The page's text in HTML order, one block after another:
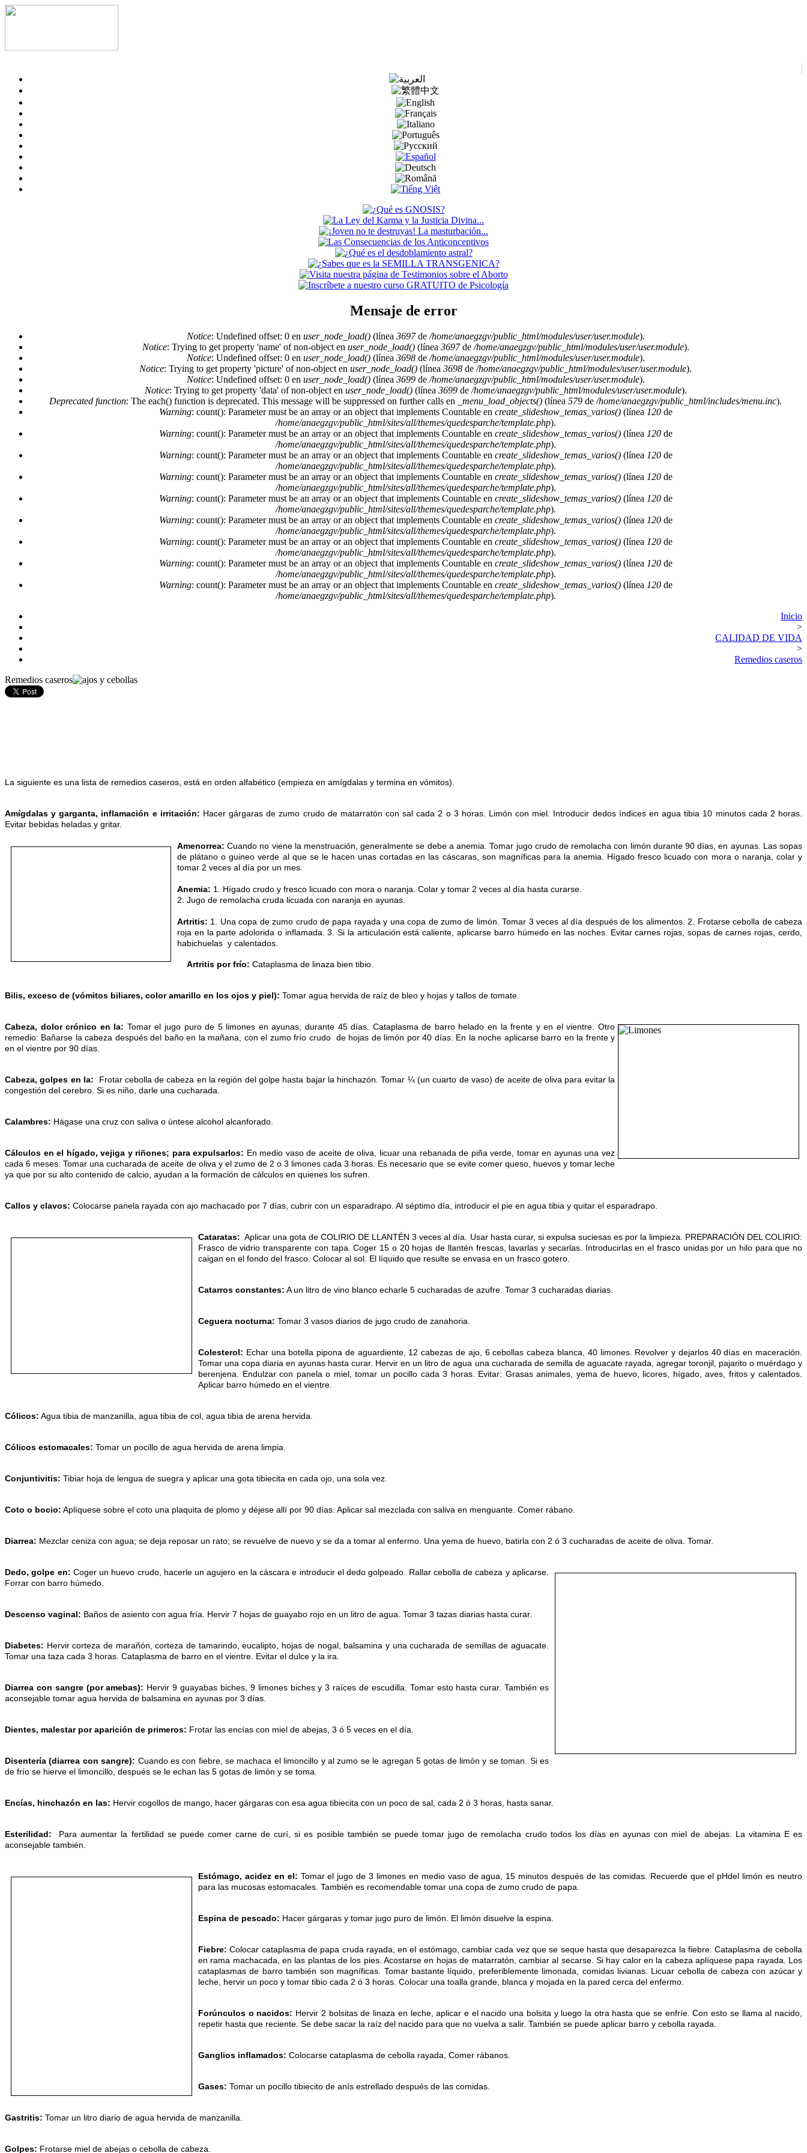
Mensaje de error
Notice: Undefined offset: 0 en user_node_load()(línea 3697de /home/anaegzgv/public_html/modules/user/user.module).
Notice: Trying to get property 'name' of non-object en user_node_load()(línea 3697de /home/anaegzgv/public_html/modules/user/user.module).
Notice: Undefined offset: 0 en user_node_load()(línea 3698de /home/anaegzgv/public_html/modules/user/user.module).
Notice: Trying to get property 'picture' of non-object en user_node_load() (línea 3698 de /home/anaegzgv/public_html/modules/user/user.module).
Notice: Undefined offset: 0 en user_node_load()(línea 3699de /home/anaegzgv/public_html/modules/user/user.module).
Notice: Trying to get property 'data' of non-object en user_node_load()(línea 3699de /home/anaegzgv/public_html/modules/user/user.module).
Deprecated function: The each() function is deprecated. This message will be suppressed on further calls en _menu_load_objects() (línea 579 de /home/anaegzgv/public_html/includes/menu.inc).
Warning: count(): Parameter must be an array or an object that implements Countable en create_slideshow_temas_varios()(línea 120de
/home/anaegzgv/public_html/sites/all/themes/quedesparche/template.php).
Warning: count(): Parameter must be an array or an object that implements Countable en create_slideshow_temas_varios()(línea 120de
/home/anaegzgv/public_html/sites/all/themes/quedesparche/template.php).
Warning: count(): Parameter must be an array or an object that implements Countable en create_slideshow_temas_varios()(línea 120de
/home/anaegzgv/public_html/sites/all/themes/quedesparche/template.php).
Warning: count(): Parameter must be an array or an object that implements Countable en create_slideshow_temas_varios()(línea 120de
/home/anaegzgv/public_html/sites/all/themes/quedesparche/template.php).
Warning: count(): Parameter must be an array or an object that implements Countable en create_slideshow_temas_varios()(línea 120de
/home/anaegzgv/public_html/sites/all/themes/quedesparche/template.php).
Warning: count(): Parameter must be an array or an object that implements Countable en create_slideshow_temas_varios()(línea 120de
/home/anaegzgv/public_html/sites/all/themes/quedesparche/template.php).
Warning: count(): Parameter must be an array or an object that implements Countable en create_slideshow_temas_varios()(línea 120de
/home/anaegzgv/public_html/sites/all/themes/quedesparche/template.php).
Warning: count(): Parameter must be an array or an object that implements Countable en create_slideshow_temas_varios()(línea 120de
/home/anaegzgv/public_html/sites/all/themes/quedesparche/template.php).
Warning: count(): Parameter must be an array or an object that implements Countable en create_slideshow_temas_varios()(línea 120de
/home/anaegzgv/public_html/sites/all/themes/quedesparche/template.php).
Inicio
>
CALIDAD DE VIDA
>
Remedios caseros
Remedios caseros
La siguiente es una lista de remedios caseros, está en orden alfabético (empieza en amígdalas y termina en vómitos).
Amígdalas y garganta, inflamación e irritación: Hacer gárgaras de zumo crudo de matarratón con sal cada 2 o 3 horas. Limón con miel. Introducir dedos índices en agua tibia 10 minutos cada 2 horas.
Evitar bebidas heladas y gritar.
Amenorrea: Cuando no viene la menstruación, generalmente se debe a anemia. Tomar jugo crudo de remolacha con limón durante 90 días, en ayunas. Las sopas
de plátano o guineo verde al que se le hacen unas cortadas en las cáscaras, son magníficas para la anemia. Hígado fresco licuado con mora o naranja, colar y
tomar 2 veces al día por un mes.
Anemia: 1. Hígado crudo y fresco licuado con mora o naranja. Colar y tomar 2 veces al día hasta curarse.
2. Jugo de remolacha cruda licuada con naranja en ayunas.
Artritis: 1. Una copa de zumo crudo de papa rayada y una copa de zumo de limón. Tomar 3 veces al día después de los alimentos. 2. Frotarse cebolla de cabeza
roja en la parte adolorida o inflamada. 3. Si la articulación está caliente, aplicarse barro húmedo en las noches. Evitar carnes rojas, sopas de carnes rojas, cerdo,
habichuelas y calentados.
Artritis por frío: Cataplasma de linaza bien tibio.
Bilis, exceso de (vómitos biliares, color amarillo en los ojos y piel): Tomar agua hervida de raíz de bleo y hojas y tallos de tomate.
Cabeza, dolor crónico en la: Tomar el jugo puro de 5 limones en ayunas, durante 45 días.
Cataplasma de barro helado en la frente y en el vientre. Otro
remedio: Bañarse la cabeza después del baño en la mañana, con el zumo frío crudo de hojas de limón por 40 días. En la noche aplicarse barro en la frente y
en el vientre por 90 días.
Cabeza, golpes en la: Frotar cebolla de cabeza en la región del golpe hasta bajar la hinchazón. Tomar ¼ (un cuarto de vaso) de aceite de oliva para evitar la
congestión del cerebro. Si es niño, darle una cucharada.
Calambres: Hágase una cruz con saliva o úntese alcohol alcanforado.
Cálculos en el hígado, vejiga y riñones; para expulsarlos: En medio vaso de aceite de oliva, licuar una rebanada de piña verde, tomar en ayunas una vez
cada 6 meses. Tomar una cucharada de aceite de oliva y el zumo de 2 o 3 limones cada 3 horas. Es necesario que se evite comer queso, huevos y tomar leche
ya que por su alto contenido de calcio, ayudan a la formación de cálculos en quienes los sufren.
Callos y clavos: Colocarse panela rayada con ajo machacado por 7 días, cubrir con un esparadrapo. Al séptimo día, introducir el pie en agua tibia y quitar el esparadrapo.
Cataratas: Aplicar una gota de COLIRIO DE LLANTÉN 3 veces al día. Usar hasta curar, si expulsa suciesas es por la limpieza. PREPARACIÓN DEL COLIRIO:
Frasco de vidrio transparente con tapa. Coger 15 o 20 hojas de llantén frescas, lavarlas y secarlas. Introducirlas en el frasco unidas por un hilo para que no
caigan en el fondo del frasco. Colocar al sol. El líquido que resulte se envasa en un frasco gotero.
Catarros constantes: A un litro de vino blanco echarle 5 cucharadas de azufre. Tomar 3 cucharadas diarias.
Ceguera nocturna: Tomar 3 vasos diarios de jugo crudo de zanahoria.
Colesterol: Echar una botella pipona de aguardiente, 12 cabezas de ajo, 6 cebollas cabeza blanca, 40 limones. Revolver y dejarlos 40 días en maceración.
Tomar una copa diaria en ayunas hasta curar. Hervir en un litro de agua una cucharada de semilla de aguacate rayada, agregar toronjil, pajarito o muérdago y
berenjena. Endulzar con panela o miel, tomar un pocillo cada 3 horas. Evitar: Grasas animales, yema de huevo, licores, hígado, aves, fritos y calentados.
Aplicar barro húmedo en el vientre.
Cólicos: Agua tibia de manzanilla, agua tibia de col, agua tibia de arena hervida.
Cólicos estomacales: Tomar un pocillo de agua hervida de arena limpia.
Conjuntivitis: Tibiar hoja de lengua de suegra y aplicar una gota tibiecita en cada ojo, una sola vez.
Coto o bocio: Aplíquese sobre el coto una plaquita de plomo y déjese allí por 90 días. Aplicar sal mezclada con saliva en menguante. Comer rábano.
Diarrea: Mezclar ceniza con agua; se deja reposar un rato; se revuelve de nuevo y se da a tomar al enfermo. Una yema de huevo, batirla con 2 ó 3 cucharadas de aceite de oliva. Tomar.
Dedo, golpe en: Coger un huevo crudo, hacerle un agujero en la cáscara e introducir el dedo golpeado. Rallar cebolla de cabeza y aplicarse.
Forrar con barro húmedo.
Descenso vaginal: Baños de asiento con agua fría. Hervir 7 hojas de guayabo rojo en un litro de agua. Tomar 3 tazas diarias hasta curar.
Diabetes: Hervir corteza de marañón, corteza de tamarindo, eucalipto, hojas de nogal, balsamina y una cucharada de semillas de aguacate.
Tomar una taza cada 3 horas. Cataplasma de barro en el vientre. Evitar el dulce y la ira.
Diarrea con sangre (por amebas): Hervir 9 guayabas biches, 9 limones biches y 3 raíces de escudilla. Tomar esto hasta curar. También es
aconsejable tomar agua hervida de balsamina en ayunas por 3 días.
Dientes, malestar por aparición de primeros: Frotar las encías con miel de abejas, 3 ó 5 veces en el día.
Disentería (diarrea con sangre): Cuando es con fiebre, se machaca el limoncillo y al zumo se le agregan 5 gotas de limón y se toman. Si es
de frío se hierve el limoncillo, después se le echan las 5 gotas de limón y se toma.
Encías, hinchazón en las: Hervir cogollos de mango, hacer gárgaras con esa agua tibiecita con un poco de sal, cada 2 ó 3 horas, hasta sanar.
Esterilidad: Para aumentar la fertilidad se puede comer carne de curí, si es posible también se puede tomar jugo de remolacha crudo todos los días en ayunas con miel de abejas. La vitamina E es
aconsejable también.
Estómago, acidez en el: Tomar el jugo de 3 limones en medio vaso de agua, 15 minutos después de las comidas. Recuerde que el pHdel limón es neutro
para las mucosas estomacales. También es recomendable tomar una copa de zumo crudo de papa.
Espina de pescado: Hacer gárgaras y tomar jugo puro de limón. El limón disuelve la espina.
Fiebre: Colocar cataplasma de papa cruda rayada, en el estómago, cambiar cada vez que se seque hasta que desaparezca la fiebre. Cataplasma de cebolla
en rama machacada, en las plantas de los pies. Acostarse en hojas de matarratón, cambiar al secarse. Si hay calor en la cabeza aplíquese papa rayada. Los
cataplasmas de barro también son magníficas. Tomar bastante líquido, preferiblemente limonada, comidas livianas. Licuar cebolla de cabeza con azúcar y
leche, hervir un poco y tomar tibio cada 2 ó 3 horas. Colocar una toalla grande, blanca y mojada en la pared cerca del enfermo.
Forúnculos o nacidos: Hervir 2 bolsitas de linaza en leche, aplicar e el nacido una bolsita y luego la otra hasta que se enfríe. Con esto se llama al nacido,
repetir hasta que reciente. Se debe sacar la raíz del nacido para que no vuelva a salir. También se puede aplicar barro y cebolla rayada.
Ganglios inflamados: Colocarse cataplasma de cebolla rayada, Comer rábanos.
Gases: Tomar un pocillo tibiecito de anís estrellado después de las comidas.
Gastritis: Tomar un litro diario de agua hervida de manzanilla.
Golpes: Frotarse miel de abejas o cebolla de cabeza.